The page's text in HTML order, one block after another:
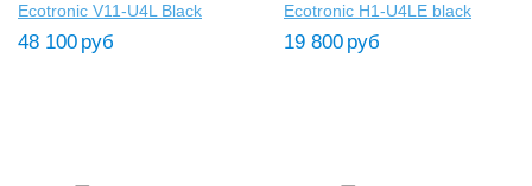
Ecotronic V11-U4L Black
48 100 руб
Ecotronic H1-U4LE black
19 800 руб